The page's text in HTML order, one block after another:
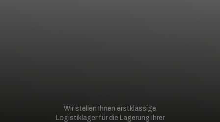
Wir stellen Ihnen erstklassige
Logistiklager für die Lagerung Ihrer